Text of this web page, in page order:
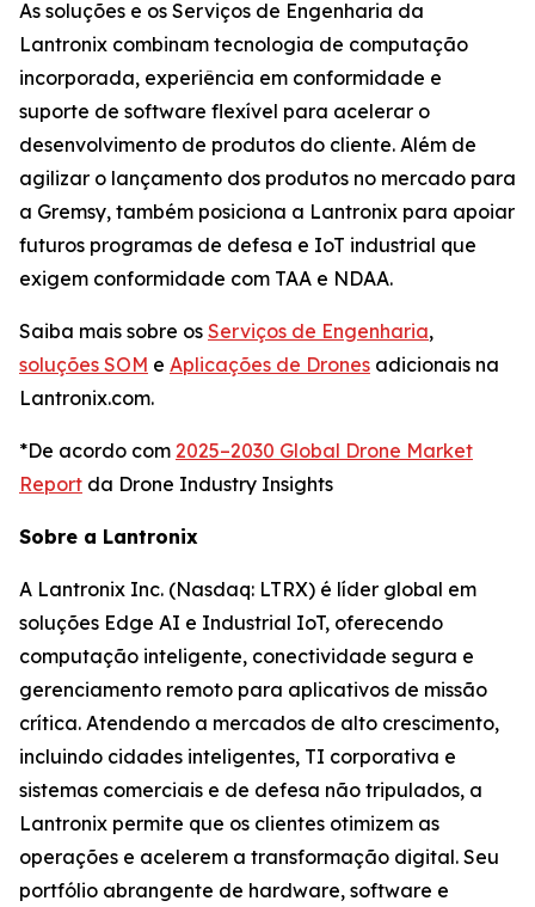
As soluções e os Serviços de Engenharia da
Lantronix combinam tecnologia de computação
incorporada, experiência em conformidade e
suporte de software flexível para acelerar o
desenvolvimento de produtos do cliente. Além de
agilizar o lançamento dos produtos no mercado para
a Gremsy, também posiciona a Lantronix para apoiar
futuros programas de defesa e IoT industrial que
exigem conformidade com TAA e NDAA.
Saiba mais sobre os Serviços de Engenharia,
soluções SOM e Aplicações de Drones adicionais na
Lantronix.com.
*De acordo com 2025–2030 Global Drone Market
Report da Drone Industry Insights
Sobre a Lantronix
A Lantronix Inc. (Nasdaq: LTRX) é líder global em
soluções Edge AI e Industrial IoT, oferecendo
computação inteligente, conectividade segura e
gerenciamento remoto para aplicativos de missão
crítica. Atendendo a mercados de alto crescimento,
incluindo cidades inteligentes, TI corporativa e
sistemas comerciais e de defesa não tripulados, a
Lantronix permite que os clientes otimizem as
operações e acelerem a transformação digital. Seu
portfólio abrangente de hardware, software e